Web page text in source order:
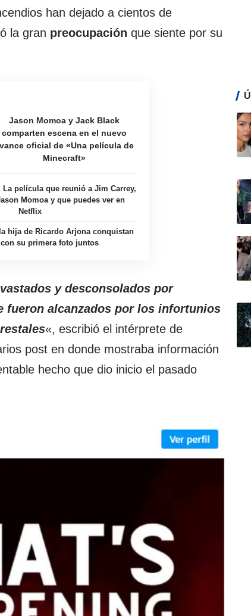
han dejado a cientos de
la gran preocupación que siente por su
Jason Momoa y Jack Black
comparten escena en el nuevo
oficial de «Una película de
Minecraft»
La película que reunió a Jim Carrey,
Momoa y que puedes ver en
Netflix
hija de Ricardo Arjona conquistan
con su primera foto juntos
y desconsolados por
fueron alcanzados por los infortunios
«, escribió el intérprete de
post en donde mostraba información
hecho que dio inicio el pasado